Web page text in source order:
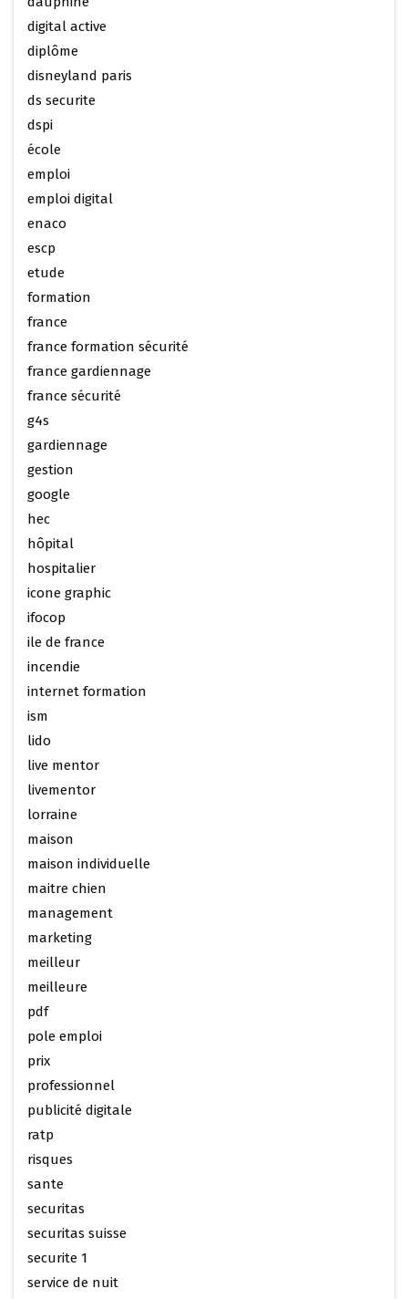
digital active
diplôme
disneyland paris
ds securite
dspi
école
emploi
emploi digital
enaco
escp
etude
formation
france
france formation sécurité
france gardiennage
france sécurité
g4s
gardiennage
gestion
google
hec
hôpital
hospitalier
icone graphic
ifocop
ile de france
incendie
internet formation
ism
lido
live mentor
livementor
lorraine
maison
maison individuelle
maitre chien
management
marketing
meilleur
meilleure
pdf
pole emploi
prix
professionnel
publicité digitale
ratp
risques
sante
securitas
securitas suisse
securite 1
service de nuit